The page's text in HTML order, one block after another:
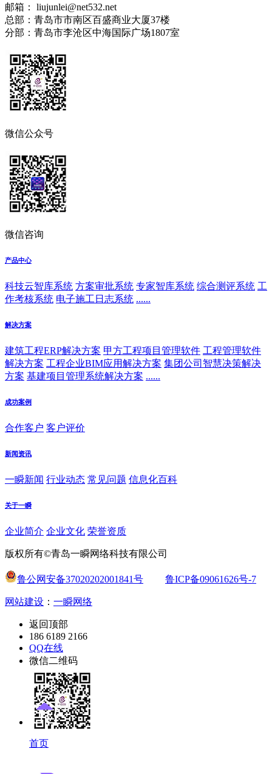
邮箱： liujunlei@net532.net
总部：青岛市市南区百盛商业大厦37楼
分部：青岛市李沧区中海国际广场1807室
微信公众号
微信咨询
产品中心
科技云智库系统 方案审批系统 专家智库系统 综合测评系统 工
作考核系统 电子施工日志系统 ......
解决方案
建筑工程ERP解决方案 甲方工程项目管理软件 工程管理软件
解决方案 工程企业BIM应用解决方案 集团公司智慧决策解决
方案 基建项目管理系统解决方案 ......
成功案例
合作客户 客户评价
新闻资讯
一瞬新闻 行业动态 常见问题 信息化百科
关于一瞬
企业简介 企业文化 荣誉资质
版权所有©青岛一瞬网络科技有限公司
鲁公网安备37020202001841号 鲁ICP备09061626号-7
网站建设 ： 一瞬网络
返回顶部
186 6189 2166
QQ在线
微信二维码
首页